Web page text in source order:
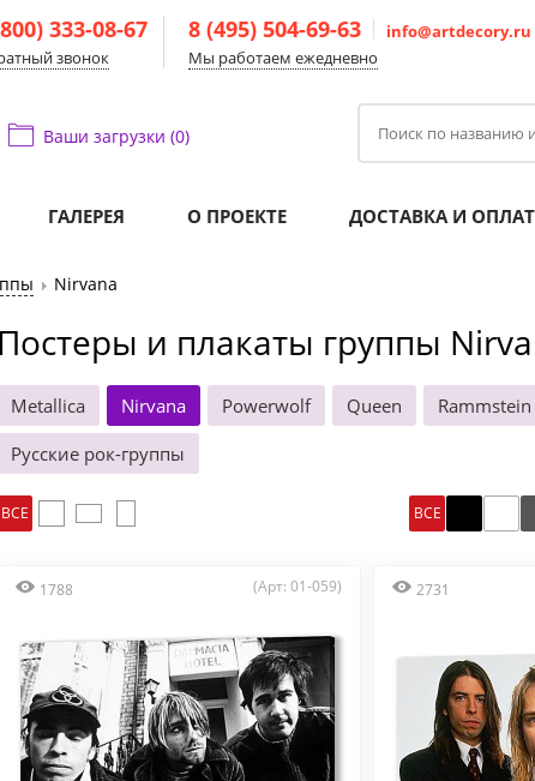
333-08-67
звонок
8 (495) 504-69-63
info@artdecory.ru
Мы работаем ежедневно
Ваши загрузки (0)
ГАЛЕРЕЯ О ПРОЕКТЕ ДОСТАВКА И
Nirvana
Постеры и плакаты группы
Metallica Nirvana Powerwolf Queen Rammstein
Русские рок-группы
ВСЕ ВСЕ
1788 (Арт: 01-059) 2731